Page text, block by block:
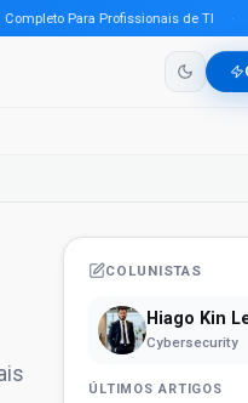
Para Profissionais de TI ·
COLUNISTAS
Hiago Kin
Cybersecurity
ÚLTIMOS ARTIGOS